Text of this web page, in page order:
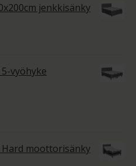
€
jenkkisänky
€
vyöhyke
Hard moottorisänky